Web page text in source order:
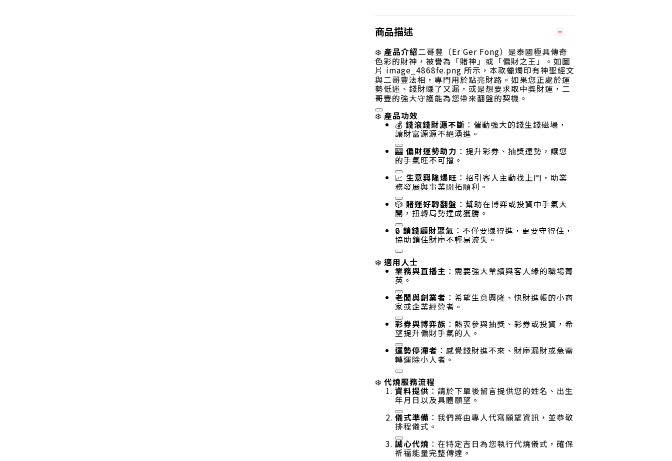
商品描述
❄️ 產品介紹二哥豐（Er Ger Fong）是泰國極具傳奇
色彩的財神，被譽為「賭神」或「偏財之王」
。如圖
片 image_4868fe.png 所示，本款蠟燭印有神聖經文
與二哥豐法相，專門用於點亮財路 。如果您正處於運
勢低迷、錢財賺了又漏，或是想要求取中獎財運，二
哥豐的強大守護能為您帶來翻盤的契機 。
❄️ 產品功效
💰 錢滾錢財源不斷 ：催動強大的錢生錢磁場，
讓財富源源不絕湧進 。
🎰 偏財運勢助力 ：提升彩券、抽獎運勢，讓您
的手氣旺不可擋 。
📈 生意興隆爆旺 ：招引客人主動找上門，助業
務發展與事業開拓順利 。
🎲 賭運好轉翻盤 ：幫助在博弈或投資中手氣大
開，扭轉局勢達成獲勝 。
🔒 鎖錢顧財聚氣 ：不僅要賺得進，更要守得住，
協助鎖住財庫不輕易流失 。
❄️ 適用人士
業務與直播主 ：需要強大業績與客人緣的職場菁
英 。
老闆與創業者 ：希望生意興隆、快財進帳的小商
家或企業經營者 。
彩券與博弈族 ：熱衷參與抽獎、彩券或投資，希
望提升偏財手氣的人 。
運勢停滯者 ：感覺錢財進不來、財庫漏財或急需
轉運除小人者 。
❄️ 代燒服務流程
資料提供 ：請於下單後留言提供您的姓名、出生
年月日以及具體願望 。
儀式準備 ：我們將由專人代寫願望資訊，並恭敬
排程儀式 。
誠心代燒 ：在特定吉日為您執行代燒儀式，確保
祈福能量完整傳達 。